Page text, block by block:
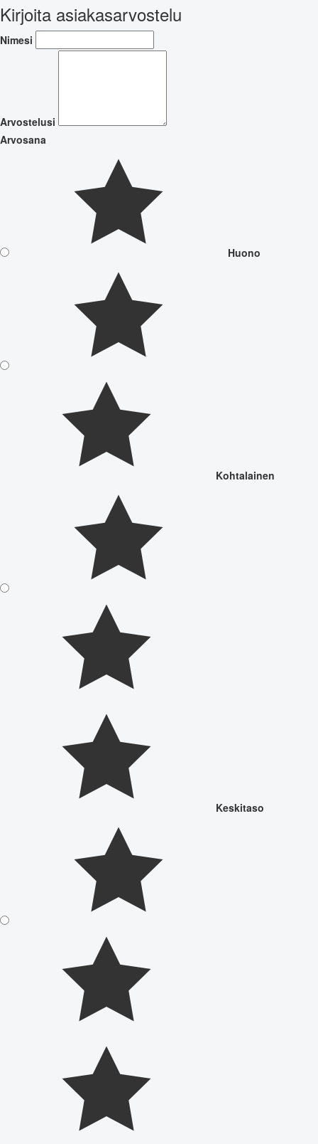
Kirjoita asiakasarvostelu
Nimesi
Arvostelusi
Arvosana
Huono
Kohtalainen
Keskitaso